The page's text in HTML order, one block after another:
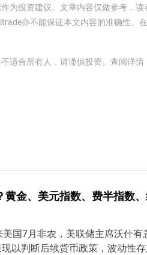
为投资建议。文章内容仅做参考，
亦不能保证本文内容的准确性。
适合所有人，请谨慎投资。 查阅详情
黄金、美元指数、费半指数
国7月非农，美联储主席沃什有
以判断后续货币政策，波动性存